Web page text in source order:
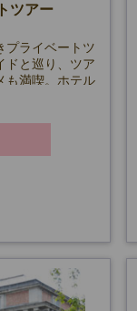
ツアー
プライベートツ
ドと巡り、ツア
も満喫。ホテル